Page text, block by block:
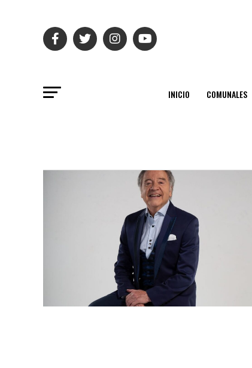
INICIO COMUNALES